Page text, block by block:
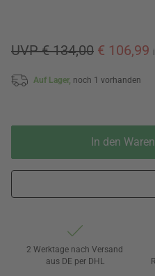
UVP € 134,00 € 106,99
Auf Lager, noch 1 vorhanden
In den
2 Werktage nach Versand
aus DE per DHL